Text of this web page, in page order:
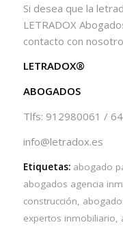
Si desea que la
LETRADOX
contacto con
LETRADOX®
ABOGADOS
Tlfs: 912980061 /
info@letradox.es
Etiquetas: abogado
abogados agencia
construcción,
expertos inmobiliario,